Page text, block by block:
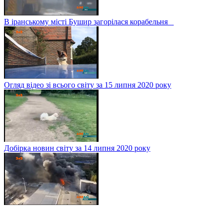
В іранському місті Бушир загорілася корабельня
Огляд відео зі всього світу за 15 липня 2020 року
Добірка новин світу за 14 липня 2020 року